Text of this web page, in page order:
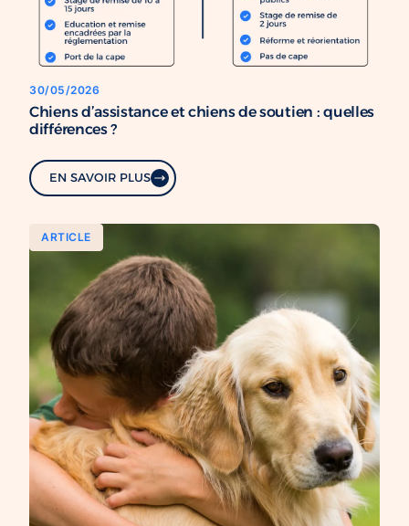
30/05/2026
Chiens d’assistance et chiens de soutien : quelles
différences ?
EN SAVOIR PLUS
ARTICLE